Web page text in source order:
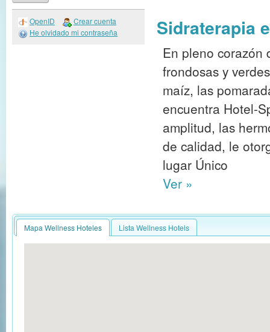
OpenID
Crear cuenta
He olvidado mi contraseña
Sidraterapia
En pleno corazón
frondosas y
maíz, las
encuentra Hotel-
amplitud, las
de calidad, le
lugar Único
Ver »
Mapa Wellness Hoteles Lista Wellness Hotels